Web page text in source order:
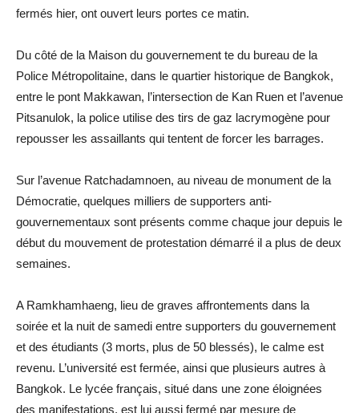
fermés hier, ont ouvert leurs portes ce matin.
Du côté de la Maison du gouvernement te du bureau de la
Police Métropolitaine, dans le quartier historique de Bangkok,
entre le pont Makkawan, l’intersection de Kan Ruen et l’avenue
Pitsanulok, la police utilise des tirs de gaz lacrymogène pour
repousser les assaillants qui tentent de forcer les barrages.
Sur l’avenue Ratchadamnoen, au niveau de monument de la
Démocratie, quelques milliers de supporters anti-
gouvernementaux sont présents comme chaque jour depuis le
début du mouvement de protestation démarré il a plus de deux
semaines.
A Ramkhamhaeng, lieu de graves affrontements dans la
soirée et la nuit de samedi entre supporters du gouvernement
et des étudiants (3 morts, plus de 50 blessés), le calme est
revenu. L’université est fermée, ainsi que plusieurs autres à
Bangkok. Le lycée français, situé dans une zone éloignées
des manifestations, est lui aussi fermé par mesure de